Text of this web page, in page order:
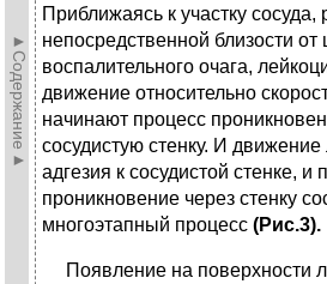
►Содержание►
Приближаясь к участку
непосредственной близости от
воспалительного очага,
движение относительно
начинают процесс
сосудистую стенку. И
адгезия к сосудистой стенке,
проникновение через стенку
многоэтапный процесс (Рис.3).
Появление на поверхности